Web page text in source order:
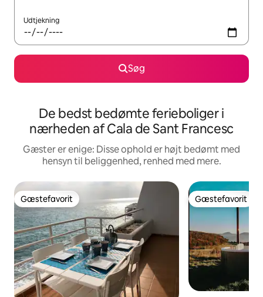
Udtjekning
Søg
De bedst bedømte ferieboliger i
nærheden af Cala de Sant Francesc
Gæster er enige: Disse ophold er højt bedømt med
hensyn til beliggenhed, renhed med mere.
Gæstefavorit
Gæstefavorit Gæstefavorit
Gæstefavorit